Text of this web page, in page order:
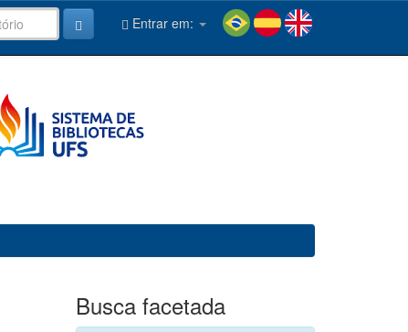
Entrar em:
Busca facetada